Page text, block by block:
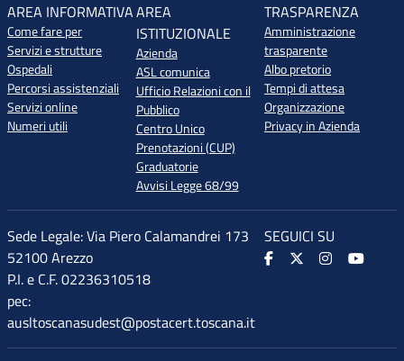
AREA INFORMATIVA
Come fare per
Servizi e strutture
Ospedali
Percorsi assistenziali
Servizi online
Numeri utili
AREA
ISTITUZIONALE
Azienda
ASL comunica
Ufficio Relazioni con il
Pubblico
Centro Unico
Prenotazioni (CUP)
Graduatorie
Avvisi Legge 68/99
TRASPARENZA
Amministrazione
trasparente
Albo pretorio
Tempi di attesa
Organizzazione
Privacy in Azienda
Sede Legale: Via Piero Calamandrei 173
52100 Arezzo
P.I. e C.F. 02236310518
pec:
ausltoscanasudest@postacert.toscana.it
SEGUICI SU